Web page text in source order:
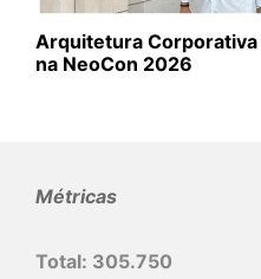
Arquitetura
na NeoCon 2026
Métricas
Total: 305.750